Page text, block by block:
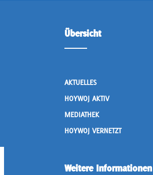
Übersicht
AKTUELLES
HOYWOJ AKTIV
MEDIATHEK
HOYWOJ VERNETZT
Weitere Informationen